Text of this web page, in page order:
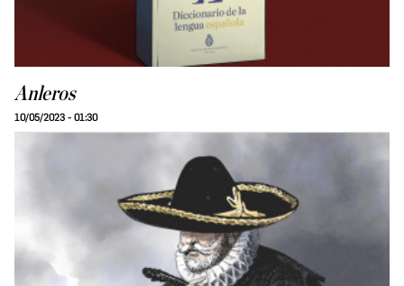
Anleros
10/05/2023 - 01:30